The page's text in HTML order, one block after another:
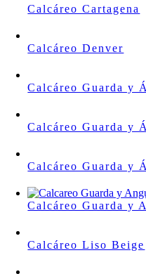
Calcáreo Cartagena
Calcáreo Denver
Calcáreo Guarda y
Calcáreo Guarda y
Calcáreo Guarda y
Calcáreo Guarda y
Calcáreo Liso Beige